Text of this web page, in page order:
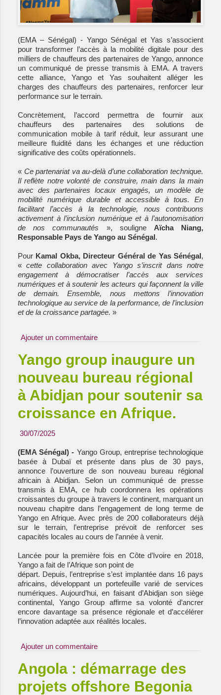
(EMA – Sénégal) - Yango Sénégal et Yas s’associent
pour transformer l’accès à la mobilité digitale pour des
milliers de chauffeurs des partenaires de Yango, annonce
un communiqué de presse transmis à EMA. A travers
cette alliance, Yango et Yas souhaitent alléger les
charges des chauffeurs des partenaires, renforcer leur
performance sur le terrain.
Concrètement, l’accord permettra de fournir aux
chauffeurs des partenaires des solutions de
communication mobile à tarif réduit, leur assurant une
meilleure fluidité dans les échanges et une réduction
significative des coûts opérationnels.
« Ce partenariat va au-delà d’une collaboration technique.
Il reflète notre volonté de construire, main dans la main
avec des partenaires locaux engagés, un modèle de
mobilité numérique durable et accessible à tous. En
facilitant l’accès à la technologie, nous contribuons
activement à l’inclusion numérique et à l’autonomisation
de nos communautés », souligne Aïcha Niang,
Responsable Pays de Yango au Sénégal.
Pour Kamal Okba, Directeur Général de Yas Sénégal,
«cette collaboration avec Yango s’inscrit dans notre
engagement à démocratiser l’accès aux services
numériques et à soutenir les acteurs qui façonnent la ville
de demain. Ensemble, nous mettons l’innovation
technologique au service de la performance, de l’inclusion
et de la croissance partagée. »
Ajouter un commentaire
Yango group inaugure un
nouveau bureau régional
à Abidjan pour soutenir sa
croissance en Afrique.
30/07/2025
(EMA Sénégal) - Yango Group, entreprise technologique
basée à Dubaï et présente dans plus de 30 pays,
annonce l’ouverture de son nouveau bureau régional
africain à Abidjan. Selon un communiqué de presse
transmis à EMA, ce hub coordonnera les opérations
croissantes du groupe à travers le continent, marquant un
nouveau chapitre dans l’engagement de long terme de
Yango en Afrique. Avec près de 200 collaborateurs déjà
sur le terrain, l’entreprise prévoit de renforcer ses
capacités locales au cours de l’année à venir.
Lancée pour la première fois en Côte d’Ivoire en 2018,
Yango a fait de l’Afrique son point de
départ. Depuis, l’entreprise s’est implantée dans 16 pays
africains, développant un portefeuille varié de services
numériques. Aujourd’hui, en faisant d’Abidjan son siège
continental, Yango Group affirme sa volonté d’ancrer
encore davantage sa présence régionale et d’accélérer
l’innovation adaptée aux réalités locales.
Ajouter un commentaire
Angola : démarrage des
projets offshore Begonia